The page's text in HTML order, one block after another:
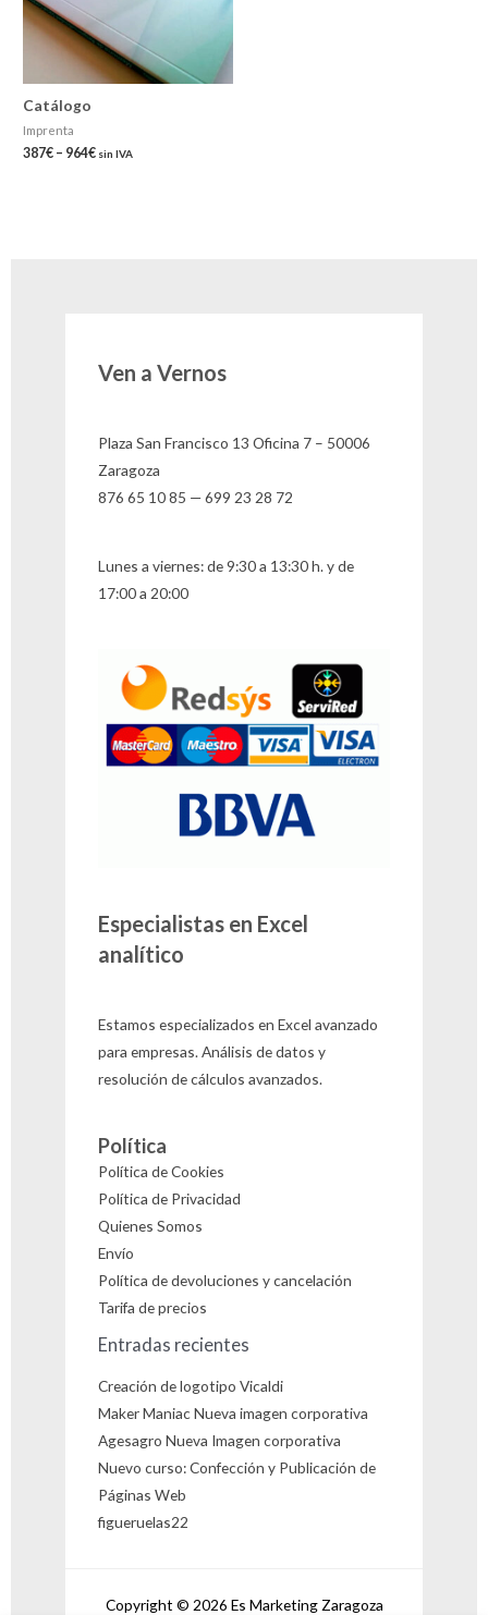
Catálogo
Imprenta
387€ – 964€ sin IVA
Ven a Vernos
Plaza San Francisco 13 Oficina 7 – 50006
Zaragoza
876 65 10 85 — 699 23 28 72
Lunes a viernes: de 9:30 a 13:30 h. y de
17:00 a 20:00
Especialistas en Excel
analítico
Estamos especializados en Excel avanzado
para empresas. Análisis de datos y
resolución de cálculos avanzados.
Política
Política de Cookies
Política de Privacidad
Quienes Somos
Envío
Política de devoluciones y cancelación
Tarifa de precios
Entradas recientes
Creación de logotipo Vicaldi
Maker Maniac Nueva imagen corporativa
Agesagro Nueva Imagen corporativa
Nuevo curso: Confección y Publicación de
Páginas Web
figueruelas22
Copyright © 2026 Es Marketing Zaragoza